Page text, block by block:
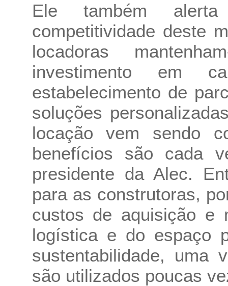
Ele também
competitividade deste
locadoras
investimento em
estabelecimento de
soluções
locação vem sendo
benefícios são cada
presidente da Alec.
para as construtoras,
custos de aquisição e
logística e do espaço
sustentabilidade, uma
são utilizados poucas